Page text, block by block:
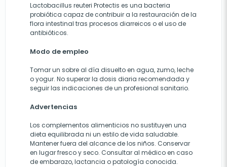
Lactobacillus reuteri Protectis es una bacteria
probiótica capaz de contribuir a la restauración de la
flora intestinal tras procesos diarreicos o el uso de
antibióticos.
Modo de empleo
Tomar un sobre al día disuelto en agua, zumo, leche
o yogur. No superar la dosis diaria recomendada y
seguir las indicaciones de un profesional sanitario.
Advertencias
Los complementos alimenticios no sustituyen una
dieta equilibrada ni un estilo de vida saludable.
Mantener fuera del alcance de los niños. Conservar
en lugar fresco y seco. Consultar al médico en caso
de embarazo, lactancia o patología conocida.